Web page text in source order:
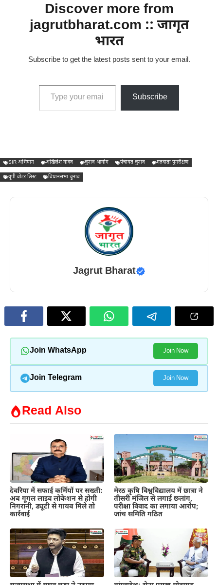
Discover more from
jagrutbharat.com :: जागृत
भारत
Subscribe to get the latest posts sent to your email.
Type your email…
Subscribe
SIR अभियान अखिलेश यादव चुनाव आयोग पंचायत चुनाव मतदाता पुनरीक्षण
यूपी वोटर लिस्ट विधानसभा चुनाव
Jagrut Bharat
Join WhatsApp Join Now
Join Telegram Join Now
Read Also
देवरिया में सफाई कर्मियों पर सख्ती:
अब गूगल लाइव लोकेशन से होगी
निगरानी, ड्यूटी से गायब मिले तो
कार्रवाई
मेरठ कृषि विश्वविद्यालय में छात्रा ने
तीसरी मंजिल से लगाई छलांग,
परीक्षा विवाद का लगाया आरोप;
जांच समिति गठित